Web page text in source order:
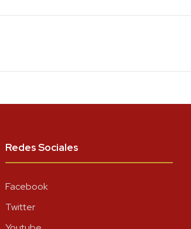
Redes Sociales
Facebook
Twitter